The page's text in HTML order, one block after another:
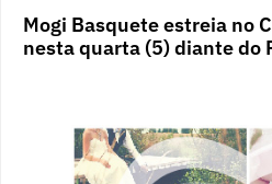
Mogi Basquete estreia no
nesta quarta (5) diante do